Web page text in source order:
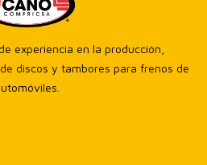
experiencia en la producción,
discos y tambores para frenos de